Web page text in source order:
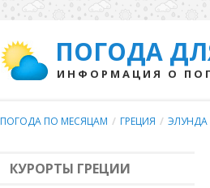
ПОГОДА
ИНФОРМАЦИЯ О
ПОГОДА ПО МЕСЯЦАМ / ГРЕЦИЯ / ЭЛУНДА
КУРОРТЫ ГРЕЦИИ